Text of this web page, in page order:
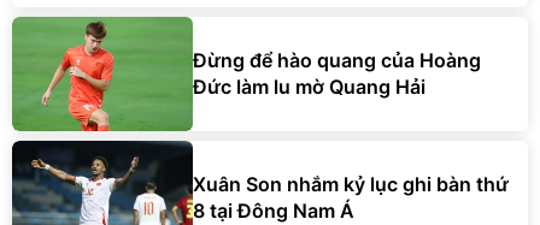
Đừng để hào quang của Hoàng
Đức làm lu mờ Quang Hải
Xuân Son nhắm kỷ lục ghi bàn thứ
8 tại Đông Nam Á